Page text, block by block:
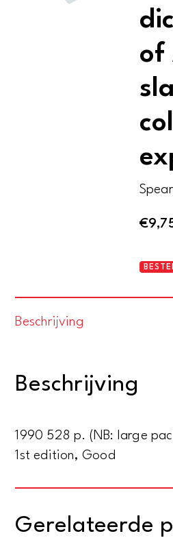
of
€
Beschrijving
Beschrijving
1990 528 p. (NB: large
1st edition, Good
Gerelateerde